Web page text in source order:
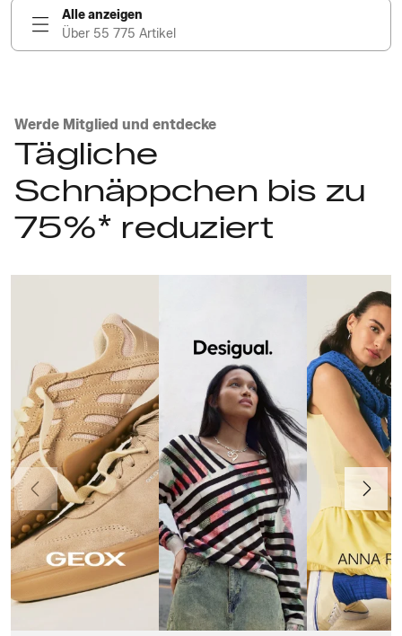
Alle anzeigen
Über 55 775 Artikel
Werde Mitglied und entdecke
Tägliche
Schnäppchen bis zu
75%* reduziert
Vorherige Weiter